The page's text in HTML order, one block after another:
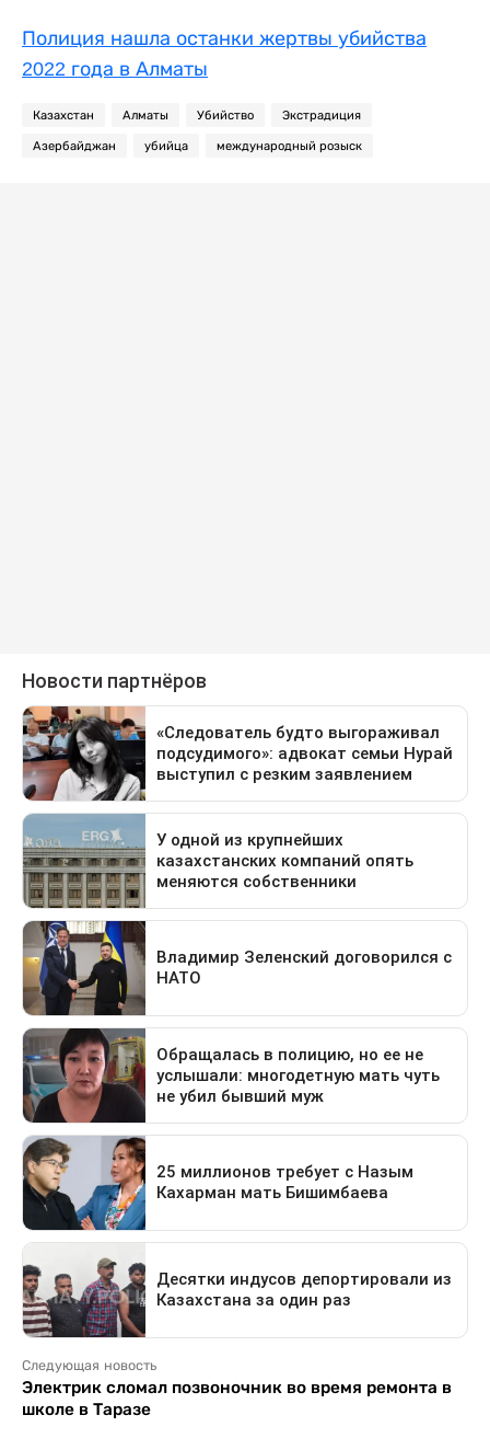
Полиция нашла останки жертвы убийства
2022 года в Алматы
Казахстан Алматы Убийство Экстрадиция
Азербайджан убийца международный розыск
Следующая новость
Электрик сломал позвоночник во время ремонта в
школе в Таразе